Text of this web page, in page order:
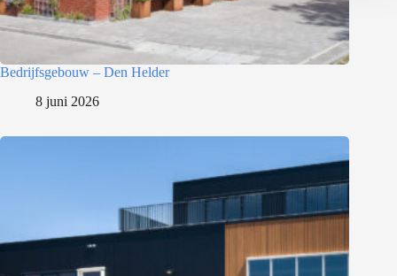
Bedrijfsgebouw – Den Helder
8 juni 2026